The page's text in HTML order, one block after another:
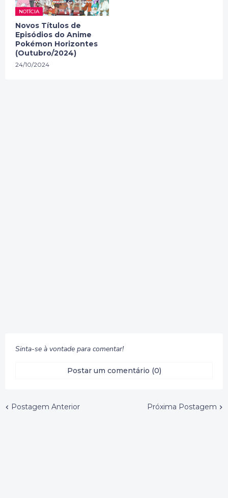
NOTÍCIA
Novos Títulos de
Episódios do Anime
Pokémon Horizontes
(Outubro/2024)
24/10/2024
Sinta-se à vontade para comentar!
Postar um comentário (0)
Postagem Anterior Próxima Postagem